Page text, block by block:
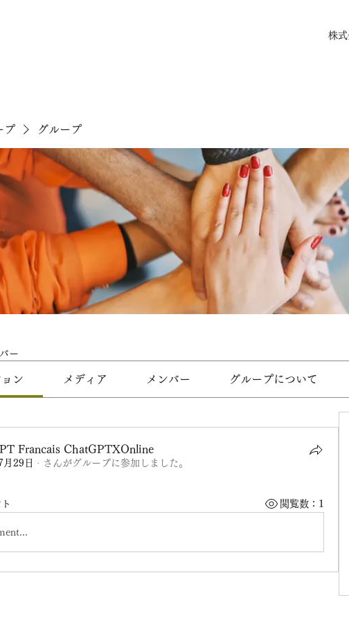
株
プ グループ
ー
ン メディア メンバー グループについて
Francais ChatGPTXOnline
29日 · さんがグループに参加しました。
閲覧数：1